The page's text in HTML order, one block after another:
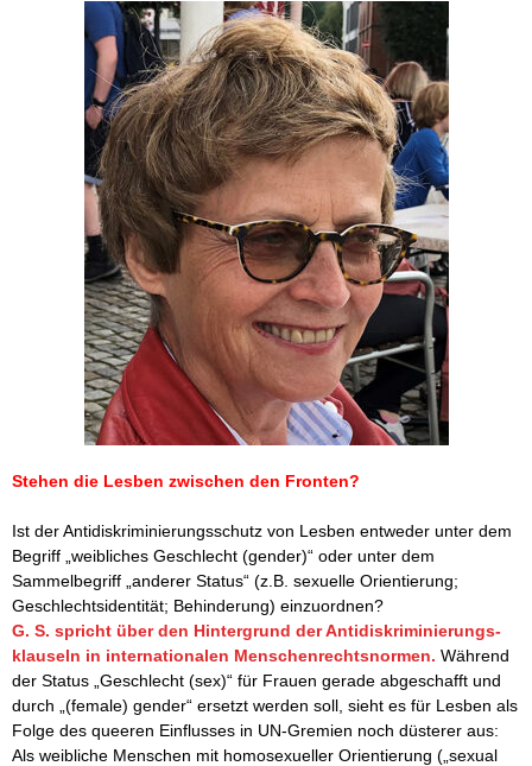
Stehen die Lesben zwischen den Fronten?
Ist der Antidiskriminierungsschutz von Lesben entweder unter dem
Begriff „weibliches Geschlecht (gender)“ oder unter dem
Sammelbegriff „anderer Status“ (z.B. sexuelle Orientierung;
Geschlechtsidentität; Behinderung) einzuordnen?
G. S. spricht über den Hintergrund der Antidiskriminierungs-
klauseln in internationalen Menschenrechtsnormen. Während
der Status „Geschlecht (sex)“ für Frauen gerade abgeschafft und
durch „(female) gender“ ersetzt werden soll, sieht es für Lesben als
Folge des queeren Einflusses in UN-Gremien noch düsterer aus:
Als weibliche Menschen mit homosexueller Orientierung („sexual